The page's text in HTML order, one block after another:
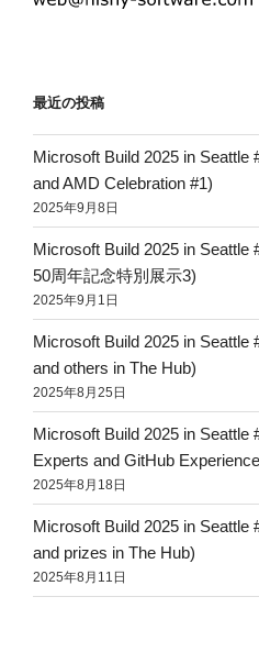
最近の投稿
Microsoft Build 2025 in Seattle
and AMD Celebration #1)
2025年9月8日
Microsoft Build 2025 in Seattle
50周年記念特別展示3)
2025年9月1日
Microsoft Build 2025 in Seattle
and others in The Hub)
2025年8月25日
Microsoft Build 2025 in Seattle
Experts and GitHub
2025年8月18日
Microsoft Build 2025 in Seattle
and prizes in The Hub)
2025年8月11日